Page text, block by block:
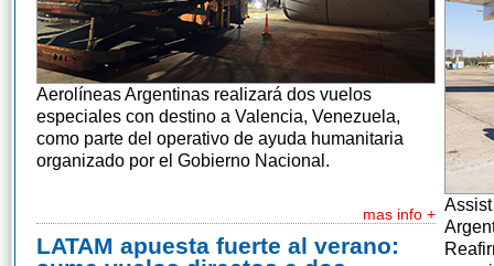
Aerolíneas Argentinas realizará dos vuelos
especiales con destino a Valencia, Venezuela,
como parte del operativo de ayuda humanitaria
organizado por el Gobierno Nacional.
mas info +
LATAM apuesta fuerte al verano: